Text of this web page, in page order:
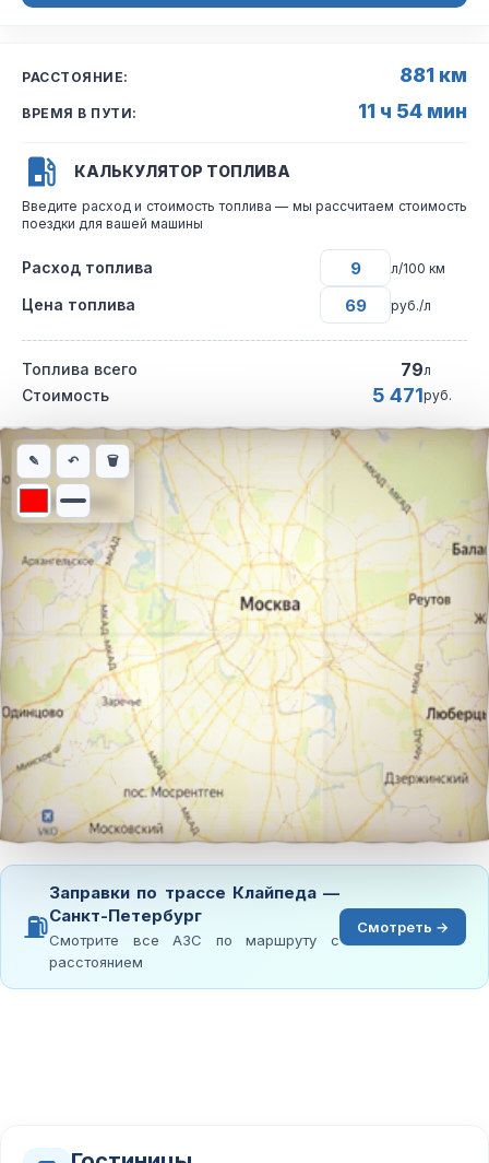
РАССТОЯНИЕ: 881 км
ВРЕМЯ В ПУТИ: 11 ч 54 мин
КАЛЬКУЛЯТОР ТОПЛИВА
Введите расход и стоимость топлива — мы рассчитаем стоимость
поездки для вашей машины
Расход топлива л/100 км
Цена топлива руб./л
Топлива всего 79л
Стоимость 5 471руб.
Интерактивная карта автомобильного маршрута из города
✎ ↶ 🗑
⛽
Заправки по трассе Клайпеда —
Санкт-Петербург
Смотрите все АЗС по маршруту с
расстоянием
Смотреть →